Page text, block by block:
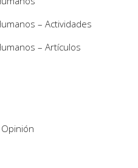
– Actividades
– Artículos